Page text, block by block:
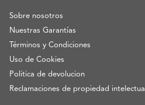
Sobre nosotros
Nuestras Garantías
Términos y Condiciones
Uso de Cookies
Politica de devolucion
Reclamaciones de propiedad intelectual